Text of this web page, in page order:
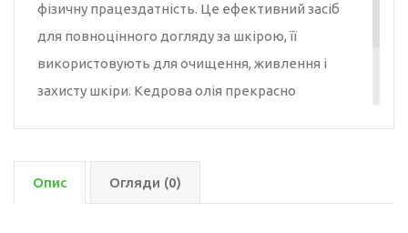
Кокосова олія
фізичну працездатність. Це ефективний засіб
для повноцінного догляду за шкірою, її
використовують для очищення, живлення і
захисту шкіри. Кедрова олія прекрасно
Опис Огляди (0)